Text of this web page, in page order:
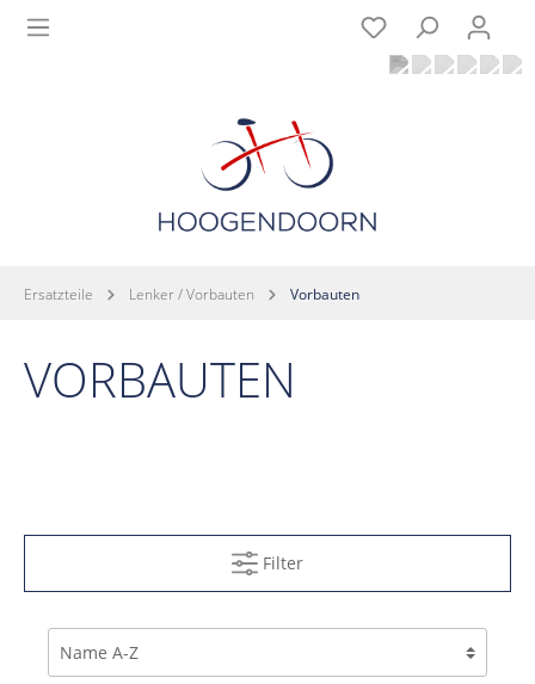
Ersatzteile Lenker / Vorbauten Vorbauten
VORBAUTEN
Filter